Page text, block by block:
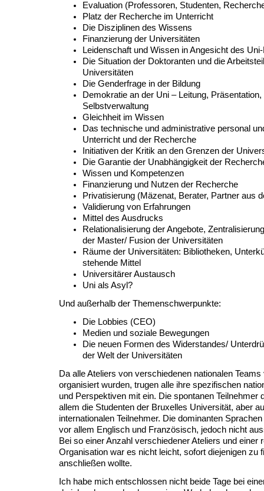
Evaluation (Professoren, Studenten,
Platz der Recherche im Unterricht
Die Disziplinen des Wissens
Finanzierung der Universitäten
Leidenschaft und Wissen in Angesicht des
Die Situation der Doktoranten und die
Universitäten
Die Genderfrage in der Bildung
Demokratie an der Uni – Leitung, Präsentation,
Selbstverwaltung
Gleichheit im Wissen
Das technische und administrative personal
Unterricht und der Recherche
Initiativen der Kritik an den Grenzen der
Die Garantie der Unabhängigkeit der
Wissen und Kompetenzen
Finanzierung und Nutzen der Recherche
Privatisierung (Mäzenat, Berater, Partner aus
Validierung von Erfahrungen
Mittel des Ausdrucks
Relationalisierung der Angebote,
der Master/ Fusion der Universitäten
Räume der Universitäten: Bibliotheken,
stehende Mittel
Universitärer Austausch
Uni als Asyl?
Und außerhalb der Themenschwerpunkte:
Die Lobbies (CEO)
Medien und soziale Bewegungen
Die neuen Formen des Widerstandes/
der Welt der Universitäten
Da alle Ateliers von verschiedenen nationalen
organisiert wurden, trugen alle ihre spezifischen
und Perspektiven mit ein. Die spontanen Teilnehmer
allem die Studenten der Bruxelles Universität, aber
internationalen Teilnehmer. Die dominanten
vor allem Englisch und Französisch, jedoch nicht
Bei so einer Anzahl verschiedener Ateliers und einer
Organisation war es nicht leicht, sofort diejenigen zu
anschließen wollte.
Ich habe mich entschlossen nicht beide Tage bei